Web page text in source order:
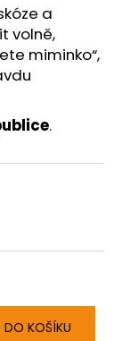
a
volně,
miminko“,
.
DO KOŠÍKU